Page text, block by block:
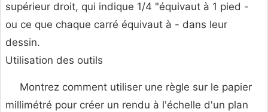
supérieur droit, qui indique 1/4 "équivaut à 1 pied -
ou ce que chaque carré équivaut à - dans leur
dessin.
Utilisation des outils
Montrez comment utiliser une règle sur le papier
millimétré pour créer un rendu à l'échelle d'un plan